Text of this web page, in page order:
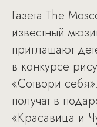
Газета The
известный
приглашают
в конкурсе
«Сотвори
получат в
«Красавица и